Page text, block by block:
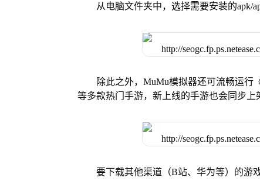
从电脑文件夹中，选择需要安装的apk/
除此之外，MuMu模拟器还可流畅运行
等多款热门手游，新上线的手游也会同步上
要下载其他渠道（B站、华为等）的游